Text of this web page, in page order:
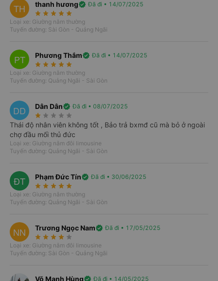
Lợi ích khi đặt Vexere
Chắc chắn có chỗ
Nhà xe nhận được thông tin ngay khi đặt chỗ. Cam kết
hoàn 150% nếu nhà xe không cung cấp dịch vụ vận
Hỗ trợ 24/7
Nhân viên tổng đài Vexere tận tâm tư vấn và hỗ trợ khi
gặp trục trặc hoặc sự cố.
TH thanh hươngverified Đã đi • 14/07/2025
star_rate star_rate star_rate star_rate star_rate
Loại xe: Giường nằm thường
Tuyến đường: Sài Gòn - Quảng Ngãi
PT Phương Thắmverified Đã đi • 14/07/2025
star_rate star_rate star_rate star_rate star_rate
Loại xe: Giường nằm thường
Tuyến đường: Quảng Ngãi - Sài Gòn
DD Dân Dânverified Đã đi • 08/07/2025
star_rate star_rate star_rate star_rate star_rate
Thái độ nhân viên không tốt , Bảo trả bxmđ cũ mà bỏ ở ngoài
chợ đầu mối thủ đức
Loại xe: Giường nằm đôi limousine
Tuyến đường: Quảng Ngãi - Sài Gòn
ĐT Phạm Đức Tínverified Đã đi • 30/06/2025
star_rate star_rate star_rate star_rate star_rate
Loại xe: Giường nằm thường
Tuyến đường: Quảng Ngãi - Sài Gòn
NN Trương Ngọc Namverified Đã đi • 17/05/2025
star_rate star_rate star_rate star_rate star_rate
Loại xe: Giường nằm đôi limousine
Tuyến đường: Sài Gòn - Quảng Ngãi
Võ Mạnh Hùngverified Đã đi • 14/05/2025